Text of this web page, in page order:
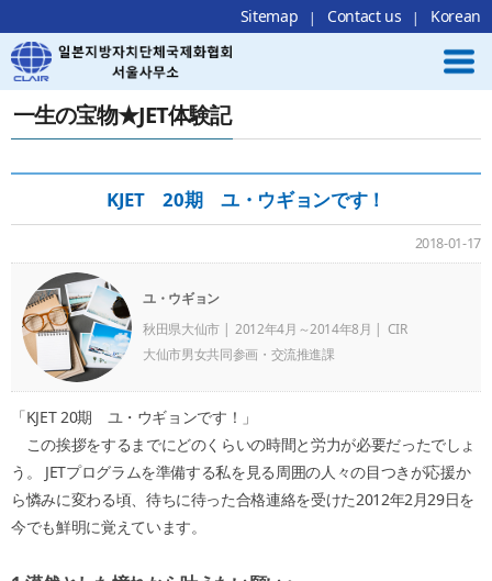
Local Navigation 바로가기
Contents 바로가기
Footer 바로가기
Sitemap Contact us Korean
一生の宝物★JET体験記
KJET 20期 ユ・ウギョンです！
2018-01-17
ユ・ウギョン
秋田県大仙市
2012年4月～2014年8月
CIR
大仙市男女共同参画・交流推進課
「KJET 20期 ユ・ウギョンです！」
この挨拶をするまでにどのくらいの時間と労力が必要だったでしょ
う。 JETプログラムを準備する私を見る周囲の人々の目つきが応援か
ら憐みに変わる頃、待ちに待った合格連絡を受けた2012年2月29日を
今でも鮮明に覚えています。